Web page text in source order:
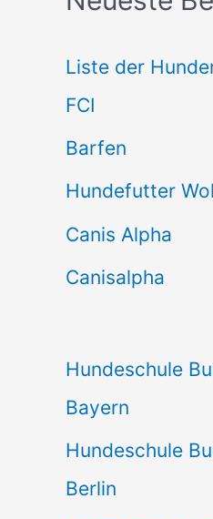
n
n
a
c
h
:
Liste der
FCI
Barfen
Hundefutter
Canis Alpha
Canisalpha
Hundeschule
Bayern
Hundeschule
Berlin